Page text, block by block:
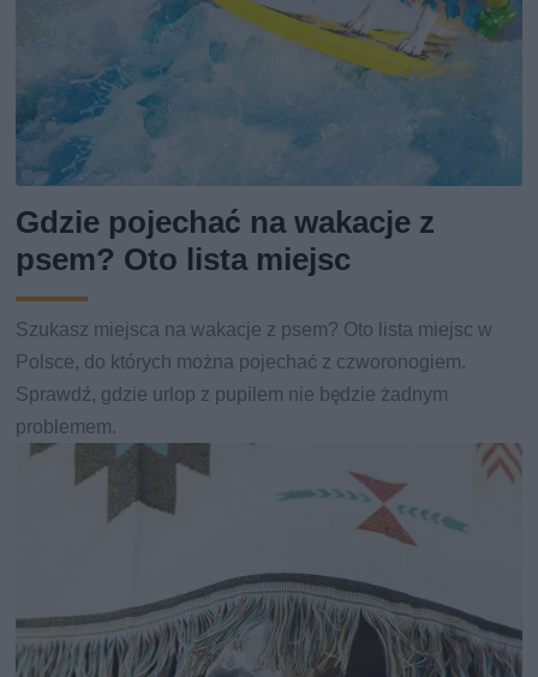
Gdzie pojechać na wakacje z
psem? Oto lista miejsc
Szukasz miejsca na wakacje z psem? Oto lista miejsc w
Polsce, do których można pojechać z czworonogiem.
Sprawdź, gdzie urlop z pupilem nie będzie żadnym
problemem.